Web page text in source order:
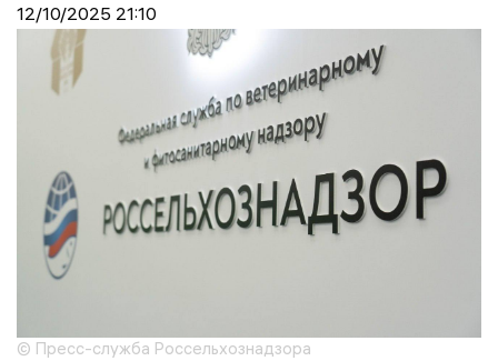
12/10/2025 21:10
© Пресс-служба Россельхознадзора